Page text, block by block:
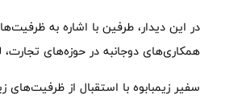
در این دیدار، طرفین با اشاره به
همکاری‌های دوجانبه در حوزه‌های
سفیر زیمبابوه با استقبال از ظرفیت‌های